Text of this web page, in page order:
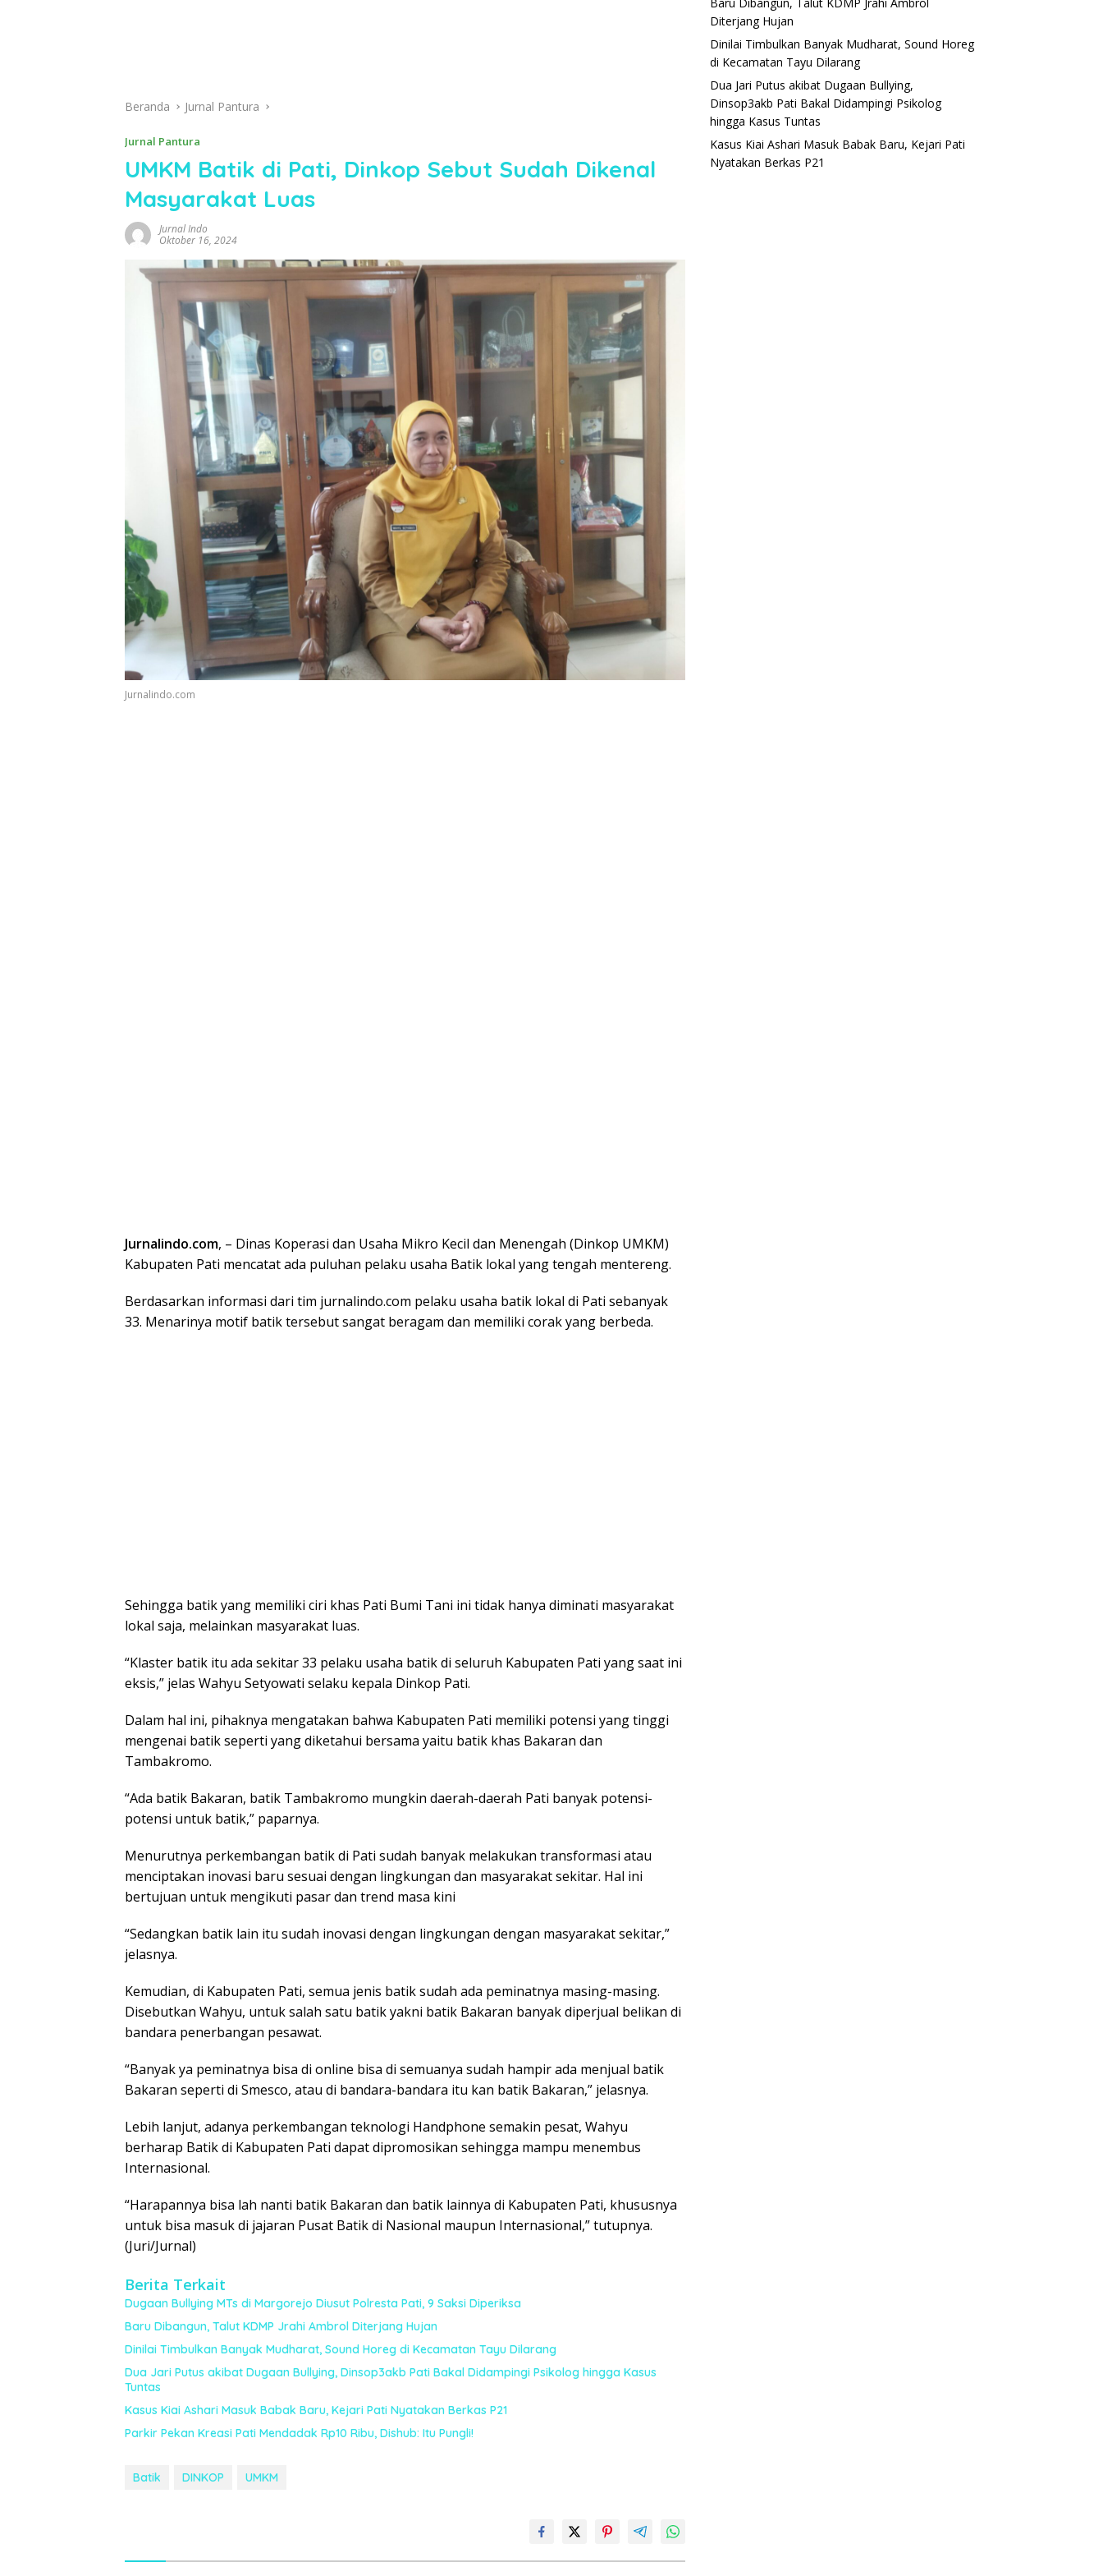
Beranda Jurnal Pantura
Jurnal Pantura
UMKM Batik di Pati, Dinkop Sebut Sudah Dikenal
Masyarakat Luas
Jurnal Indo
Oktober 16, 2024
Jurnalindo.com
Jurnalindo.com, – Dinas Koperasi dan Usaha Mikro Kecil dan Menengah (Dinkop UMKM)
Kabupaten Pati mencatat ada puluhan pelaku usaha Batik lokal yang tengah mentereng.
Berdasarkan informasi dari tim jurnalindo.com pelaku usaha batik lokal di Pati sebanyak
33. Menarinya motif batik tersebut sangat beragam dan memiliki corak yang berbeda.
Sehingga batik yang memiliki ciri khas Pati Bumi Tani ini tidak hanya diminati masyarakat
lokal saja, melainkan masyarakat luas.
“Klaster batik itu ada sekitar 33 pelaku usaha batik di seluruh Kabupaten Pati yang saat ini
eksis,” jelas Wahyu Setyowati selaku kepala Dinkop Pati.
Dalam hal ini, pihaknya mengatakan bahwa Kabupaten Pati memiliki potensi yang tinggi
mengenai batik seperti yang diketahui bersama yaitu batik khas Bakaran dan
Tambakromo.
“Ada batik Bakaran, batik Tambakromo mungkin daerah-daerah Pati banyak potensi-
potensi untuk batik,” paparnya.
Menurutnya perkembangan batik di Pati sudah banyak melakukan transformasi atau
menciptakan inovasi baru sesuai dengan lingkungan dan masyarakat sekitar. Hal ini
bertujuan untuk mengikuti pasar dan trend masa kini
“Sedangkan batik lain itu sudah inovasi dengan lingkungan dengan masyarakat sekitar,”
jelasnya.
Kemudian, di Kabupaten Pati, semua jenis batik sudah ada peminatnya masing-masing.
Disebutkan Wahyu, untuk salah satu batik yakni batik Bakaran banyak diperjual belikan di
bandara penerbangan pesawat.
“Banyak ya peminatnya bisa di online bisa di semuanya sudah hampir ada menjual batik
Bakaran seperti di Smesco, atau di bandara-bandara itu kan batik Bakaran,” jelasnya.
Lebih lanjut, adanya perkembangan teknologi Handphone semakin pesat, Wahyu
berharap Batik di Kabupaten Pati dapat dipromosikan sehingga mampu menembus
Internasional.
“Harapannya bisa lah nanti batik Bakaran dan batik lainnya di Kabupaten Pati, khususnya
untuk bisa masuk di jajaran Pusat Batik di Nasional maupun Internasional,” tutupnya.
(Juri/Jurnal)
Berita Terkait
Dugaan Bullying MTs di Margorejo Diusut Polresta Pati, 9 Saksi Diperiksa
Baru Dibangun, Talut KDMP Jrahi Ambrol Diterjang Hujan
Dinilai Timbulkan Banyak Mudharat, Sound Horeg di Kecamatan Tayu Dilarang
Dua Jari Putus akibat Dugaan Bullying, Dinsop3akb Pati Bakal Didampingi Psikolog hingga Kasus
Tuntas
Kasus Kiai Ashari Masuk Babak Baru, Kejari Pati Nyatakan Berkas P21
Parkir Pekan Kreasi Pati Mendadak Rp10 Ribu, Dishub: Itu Pungli!
Batik DINKOP UMKM
Diterjang Hujan
Dinilai Timbulkan Banyak Mudharat, Sound Horeg
di Kecamatan Tayu Dilarang
Dua Jari Putus akibat Dugaan Bullying,
Dinsop3akb Pati Bakal Didampingi Psikolog
hingga Kasus Tuntas
Kasus Kiai Ashari Masuk Babak Baru, Kejari Pati
Nyatakan Berkas P21